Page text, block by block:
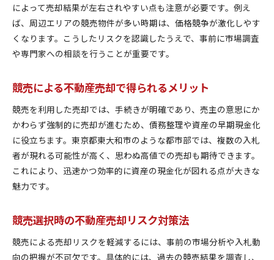
によって売却結果が左右されやすい点も注意が必要です。例え
ば、周辺エリアの競売物件が多い時期は、価格競争が激化しやす
くなります。こうしたリスクを認識したうえで、事前に市場調査
や専門家への相談を行うことが重要です。
競売による不動産売却で得られるメリット
競売を利用した売却では、手続きが明確であり、売主の意思にか
かわらず強制的に売却が進むため、債務整理や資産の早期現金化
に役立ちます。東京都東大和市のような都市部では、複数の入札
者が現れる可能性が高く、思わぬ高値での売却も期待できます。
これにより、迅速かつ効率的に資産の現金化が図れる点が大きな
魅力です。
競売選択時の不動産売却リスク対策法
競売による売却リスクを軽減するには、事前の市場分析や入札動
向の把握が不可欠です。具体的には、過去の競売結果を調査し、